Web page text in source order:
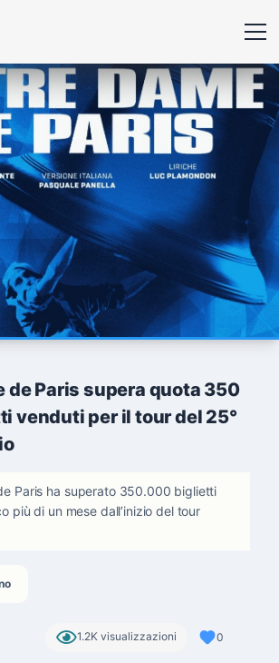
de Paris supera quota 350
venduti per il tour del 25°
Paris ha superato 350.000 biglietti
più di un mese dall’inizio del tour
1.2K visualizzazioni 0